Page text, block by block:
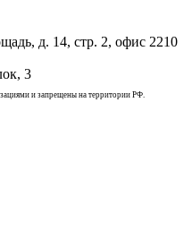
д. 14, стр. 2, офис 2210
3
и запрещены на территории РФ.